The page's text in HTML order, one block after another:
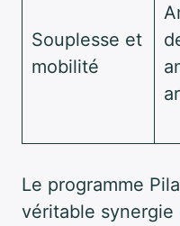
Souplesse et
mobilité
Le programme
véritable